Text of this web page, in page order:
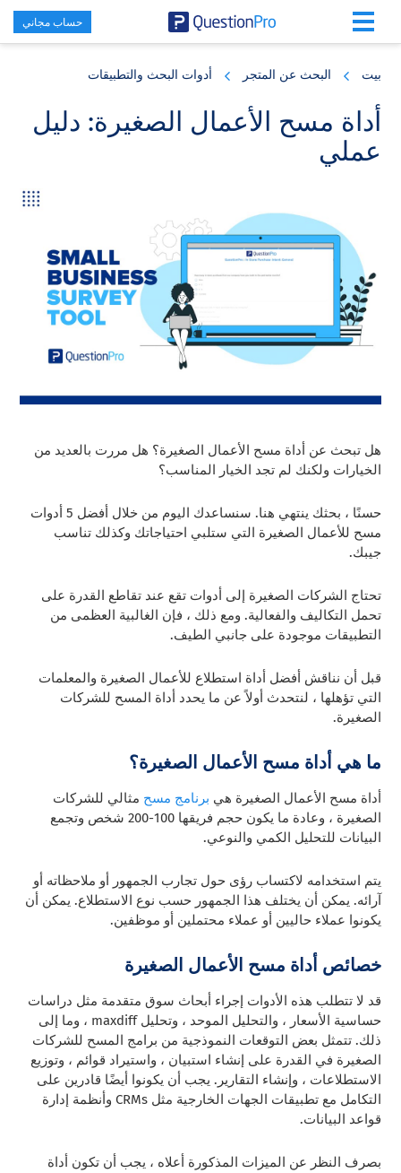
content
sidebar
حساب مجاني
بيت البحث عن المتجر أدوات البحث والتطبيقات
أداة مسح الأعمال الصغيرة: دليل
عملي
هل تبحث عن أداة مسح الأعمال الصغيرة؟ هل مررت بالعديد من
الخيارات ولكنك لم تجد الخيار المناسب؟
حسنًا ، بحثك ينتهي هنا. سنساعدك اليوم من خلال أفضل 5 أدوات
مسح للأعمال الصغيرة التي ستلبي احتياجاتك وكذلك تناسب
جيبك.
تحتاج الشركات الصغيرة إلى أدوات تقع عند تقاطع القدرة على
تحمل التكاليف والفعالية. ومع ذلك ، فإن الغالبية العظمى من
التطبيقات موجودة على جانبي الطيف.
قبل أن نناقش أفضل أداة استطلاع للأعمال الصغيرة والمعلمات
التي تؤهلها ، لنتحدث أولاً عن ما يحدد أداة المسح للشركات
الصغيرة.
ما هي أداة مسح الأعمال الصغيرة؟
أداة مسح الأعمال الصغيرة هي برنامج مسح مثالي للشركات
الصغيرة ، وعادة ما يكون حجم فريقها 100-200 شخص وتجمع
البيانات للتحليل الكمي والنوعي.
يتم استخدامه لاكتساب رؤى حول تجارب الجمهور أو ملاحظاته أو
آرائه. يمكن أن يختلف هذا الجمهور حسب نوع الاستطلاع. يمكن أن
يكونوا عملاء حاليين أو عملاء محتملين أو موظفين.
خصائص أداة مسح الأعمال الصغيرة
قد لا تتطلب هذه الأدوات إجراء أبحاث سوق متقدمة مثل دراسات
حساسية الأسعار ، والتحليل الموحد ، وتحليل maxdiff ، وما إلى
ذلك. تتمثل بعض التوقعات النموذجية من برامج المسح للشركات
الصغيرة في القدرة على إنشاء استبيان ، واستيراد قوائم ، وتوزيع
الاستطلاعات ، وإنشاء التقارير. يجب أن يكونوا أيضًا قادرين على
التكامل مع تطبيقات الجهات الخارجية مثل CRMs وأنظمة إدارة
قواعد البيانات.
بصرف النظر عن الميزات المذكورة أعلاه ، يجب أن تكون أداة